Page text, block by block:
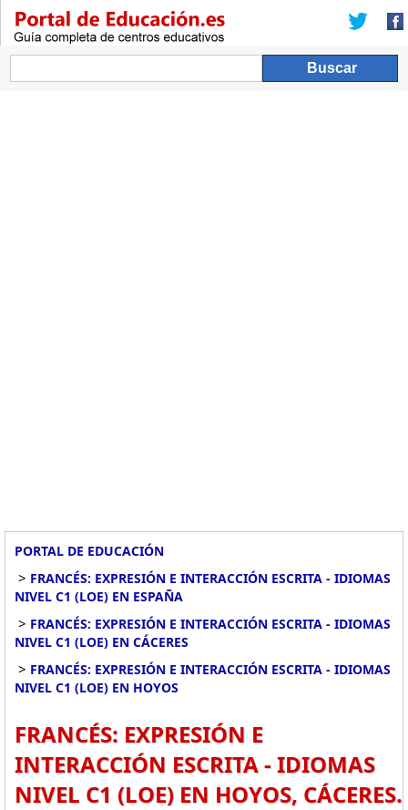
PORTAL DE EDUCACIÓN
> FRANCÉS: EXPRESIÓN E INTERACCIÓN ESCRITA - IDIOMAS
NIVEL C1 (LOE) EN ESPAÑA
> FRANCÉS: EXPRESIÓN E INTERACCIÓN ESCRITA - IDIOMAS
NIVEL C1 (LOE) EN CÁCERES
> FRANCÉS: EXPRESIÓN E INTERACCIÓN ESCRITA - IDIOMAS
NIVEL C1 (LOE) EN HOYOS
FRANCÉS: EXPRESIÓN E
INTERACCIÓN ESCRITA - IDIOMAS
NIVEL C1 (LOE) EN HOYOS, CÁCERES.